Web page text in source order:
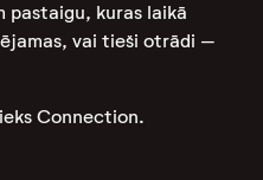
kuras laikā
vai tieši otrādi –
Connection.